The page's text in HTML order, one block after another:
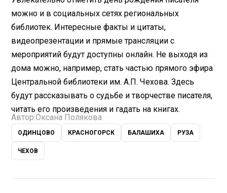
можно и в социальных сетях региональных
библиотек. Интересные факты и цитаты,
видеопрезентации и прямые трансляции с
мероприятий будут доступны онлайн. Не выходя из
дома можно, например, стать частью прямого эфира
Центральной библиотеки им. А.П. Чехова. Здесь
будут рассказывать о судьбе и творчестве писателя,
читать его произведения и гадать на книгах.
Автор:Оксана Полякова
ОДИНЦОВО КРАСНОГОРСК БАЛАШИХА РУЗА
ЧЕХОВ